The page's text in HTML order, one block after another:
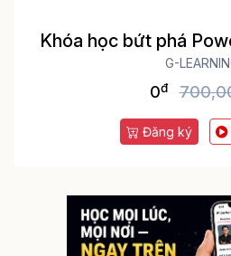
Khóa học bứt phá
3h
G-
0đ
Đăng ký